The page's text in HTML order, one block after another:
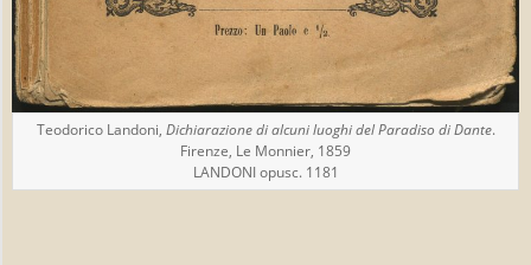
Teodorico Landoni, Dichiarazione di alcuni luoghi del Paradiso di Dante.
Firenze, Le Monnier, 1859
LANDONI opusc. 1181